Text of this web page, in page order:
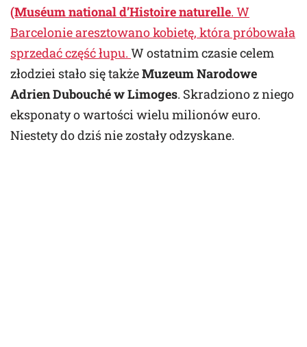
(Muséum national d’Histoire naturelle. W
Barcelonie aresztowano kobietę, która próbowała
sprzedać część łupu. W ostatnim czasie celem
złodziei stało się takżeMuzeum Narodowe
Adrien Dubouché w Limoges. Skradziono z niego
eksponaty o wartości wielu milionów euro.
Niestety do dziś nie zostały odzyskane.